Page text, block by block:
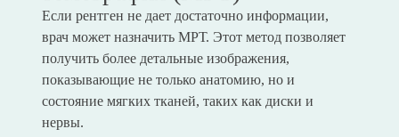
Если рентген не дает достаточно информации,
врач может назначить МРТ. Этот метод позволяет
получить более детальные изображения,
показывающие не только анатомию, но и
состояние мягких тканей, таких как диски и
нервы.